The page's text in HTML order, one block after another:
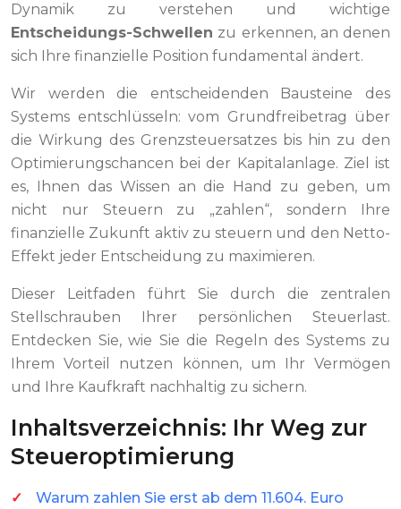
Dynamik zu verstehen und wichtige
Entscheidungs-Schwellen zu erkennen, an denen
sich Ihre finanzielle Position fundamental ändert.
Wir werden die entscheidenden Bausteine des
Systems entschlüsseln: vom Grundfreibetrag über
die Wirkung des Grenzsteuersatzes bis hin zu den
Optimierungschancen bei der Kapitalanlage. Ziel ist
es, Ihnen das Wissen an die Hand zu geben, um
nicht nur Steuern zu „zahlen“, sondern Ihre
finanzielle Zukunft aktiv zu steuern und den Netto-
Effekt jeder Entscheidung zu maximieren.
Dieser Leitfaden führt Sie durch die zentralen
Stellschrauben Ihrer persönlichen Steuerlast.
Entdecken Sie, wie Sie die Regeln des Systems zu
Ihrem Vorteil nutzen können, um Ihr Vermögen
und Ihre Kaufkraft nachhaltig zu sichern.
Inhaltsverzeichnis: Ihr Weg zur
Steueroptimierung
Warum zahlen Sie erst ab dem 11.604. Euro